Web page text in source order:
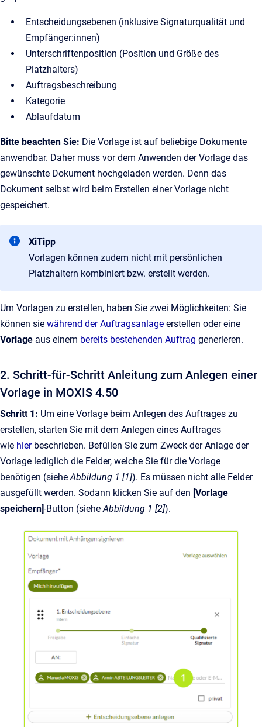
Entscheidungsebenen (inklusive Signaturqualität und
Empfänger:innen)
Unterschriftenposition (Position und Größe des
Platzhalters)
Auftragsbeschreibung
Kategorie
Ablaufdatum
Bitte beachten Sie: Die Vorlage ist auf beliebige Dokumente
anwendbar. Daher muss vor dem Anwenden der Vorlage das
gewünschte Dokument hochgeladen werden. Denn das
Dokument selbst wird beim Erstellen einer Vorlage nicht
gespeichert.
XiTipp
Vorlagen können zudem nicht mit persönlichen
Platzhaltern kombiniert bzw. erstellt werden.
Um Vorlagen zu erstellen, haben Sie zwei Möglichkeiten: Sie
können sie während der Auftragsanlage erstellen oder eine
Vorlage aus einem bereits bestehenden Auftrag generieren.
2. Schritt-für-Schritt Anleitung zum Anlegen einer
Vorlage in MOXIS 4.50
Schritt 1: Um eine Vorlage beim Anlegen des Auftrages zu
erstellen, starten Sie mit dem Anlegen eines Auftrages
wie hierbeschrieben. Befüllen Sie zum Zweck der Anlage der
Vorlage lediglich die Felder, welche Sie für die Vorlage
benötigen (sieheAbbildung 1 [1]). Es müssen nicht alle Felder
ausgefüllt werden. Sodann klicken Sie auf den [Vorlage
speichern]-Button (sieheAbbildung 1 [2]).